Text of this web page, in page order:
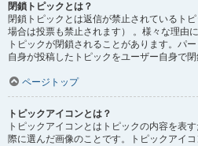
閉鎖トピックとは？
閉鎖トピックとは返信が禁止されているト
場合は投票も禁止されます） 。様々な理由
トピックが閉鎖されることがあります。パ
自身が投稿したトピックをユーザー自身で閉
ページトップ
トピックアイコンとは？
トピックアイコンとはトピックの内容を表
際に選んだ画像のことです。トピックアイ